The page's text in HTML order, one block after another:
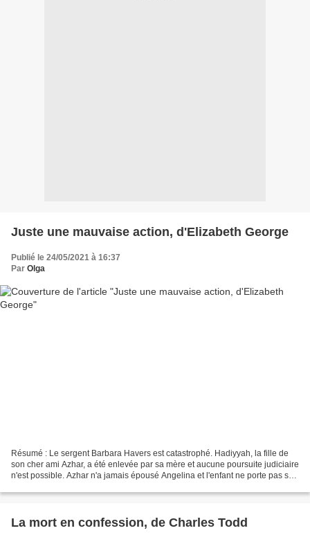
Juste une mauvaise action, d'Elizabeth George
Publié le 24/05/2021 à 16:37
Par Olga
Résumé : Le sergent Barbara Havers est catastrophé. Hadiyyah, la fille de
son cher ami Azhar, a été enlevée par sa mère et aucune poursuite judiciaire
n'est possible. Azhar n'a jamais épousé Angelina et l'enfant ne porte pas son
La mort en confession, de Charles Todd